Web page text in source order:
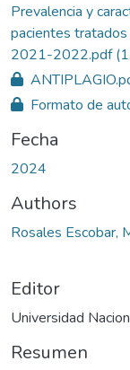
Prevalencia y
pacientes
2021-2022.pdf
Formato de
Fecha
2024
Authors
Rosales Escobar,
Editor
Universidad
Resumen